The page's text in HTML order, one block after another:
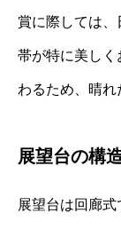
賞に際しては
帯が特に美し
わるため、晴れ
展望台の構
展望台は回廊